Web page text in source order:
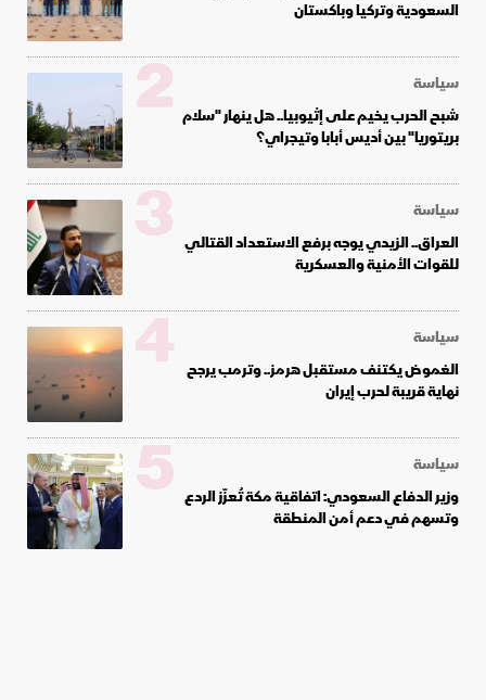
السعودية وتركيا وباكستان
سياسة
شبح الحرب يخيم على إثيوبيا.. هل ينهار "سلام
بريتوريا" بين أديس أبابا وتيجراي؟
2
سياسة
العراق.. الزيدي يوجه برفع الاستعداد القتالي
للقوات الأمنية والعسكرية
3
سياسة
الغموض يكتنف مستقبل هرمز.. وترمب يرجح
نهاية قريبة لحرب إيران
4
سياسة
وزير الدفاع السعودي: اتفاقية مكة تُعزّز الردع
وتسهم في دعم أمن المنطقة
5